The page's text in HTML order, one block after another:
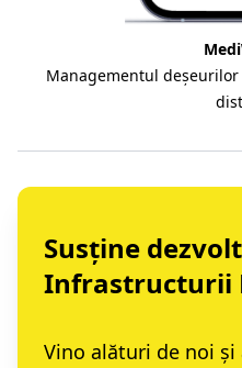
Managementul
Susține
Infrastructurii
Vino alături de noi și